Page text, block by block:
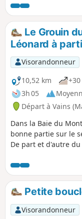
saveur salé à
essentielle des
la traversée de la
de Val-Saint-Père,
majesté du Mont-
dresse à l'Ouest
Grouin du Sud, à
Roche Torin, à
Le Grouin
Léonard à
Visorandonneur
10,52 km
3h 05
Départ à Vains
Dans la Baie du
bonne partie sur le
De part et d'autre
elle-même, le
impressionnant. Un
la belle et
Léonard.
Petite
Visorandonneur